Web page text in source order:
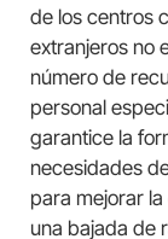
de los centros
extranjeros no
número de
personal
garantice la
necesidades
para mejorar
una bajada de